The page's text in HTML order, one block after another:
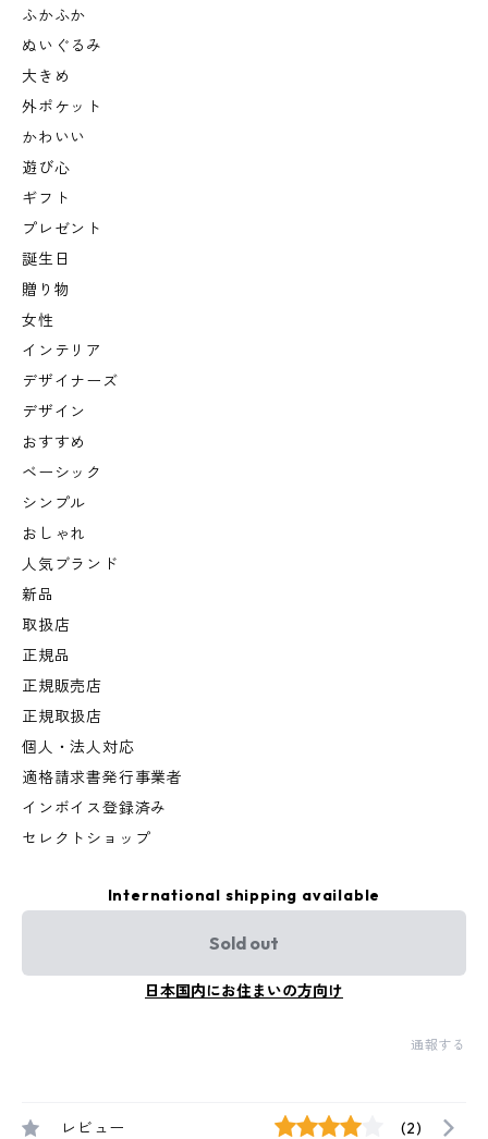
ふかふか
ぬいぐるみ
大きめ
外ポケット
かわいい
遊び心
ギフト
プレゼント
誕生日
贈り物
女性
インテリア
デザイナーズ
デザイン
おすすめ
ベーシック
シンプル
おしゃれ
人気ブランド
新品
取扱店
正規品
正規販売店
正規取扱店
個人・法人対応
適格請求書発行事業者
インボイス登録済み
セレクトショップ
International shipping available
Sold out
日本国内にお住まいの方向け
通報する
レビュー (2)